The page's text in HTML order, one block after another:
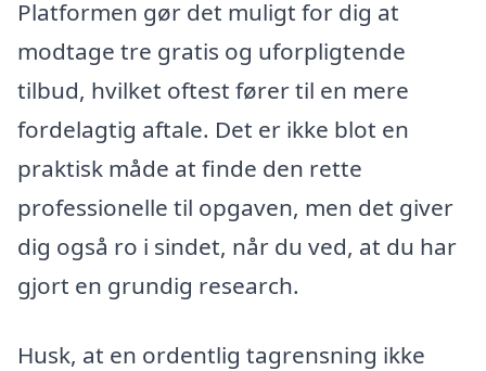
Platformen gør det muligt for dig at
modtage tre gratis og uforpligtende
tilbud, hvilket oftest fører til en mere
fordelagtig aftale. Det er ikke blot en
praktisk måde at finde den rette
professionelle til opgaven, men det giver
dig også ro i sindet, når du ved, at du har
gjort en grundig research.
Husk, at en ordentlig tagrensning ikke